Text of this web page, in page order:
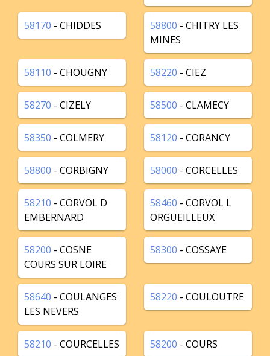
58170 - CHIDDES 58800 - CHITRY LES
MINES
58110 - CHOUGNY 58220 - CIEZ
58270 - CIZELY 58500 - CLAMECY
58350 - COLMERY 58120 - CORANCY
58800 - CORBIGNY 58000 - CORCELLES
58210 - CORVOL D
EMBERNARD
58460 - CORVOL L
ORGUEILLEUX
58200 - COSNE
COURS SUR LOIRE
58300 - COSSAYE
58640 - COULANGES
LES NEVERS
58220 - COULOUTRE
58210 - COURCELLES 58200 - COURS